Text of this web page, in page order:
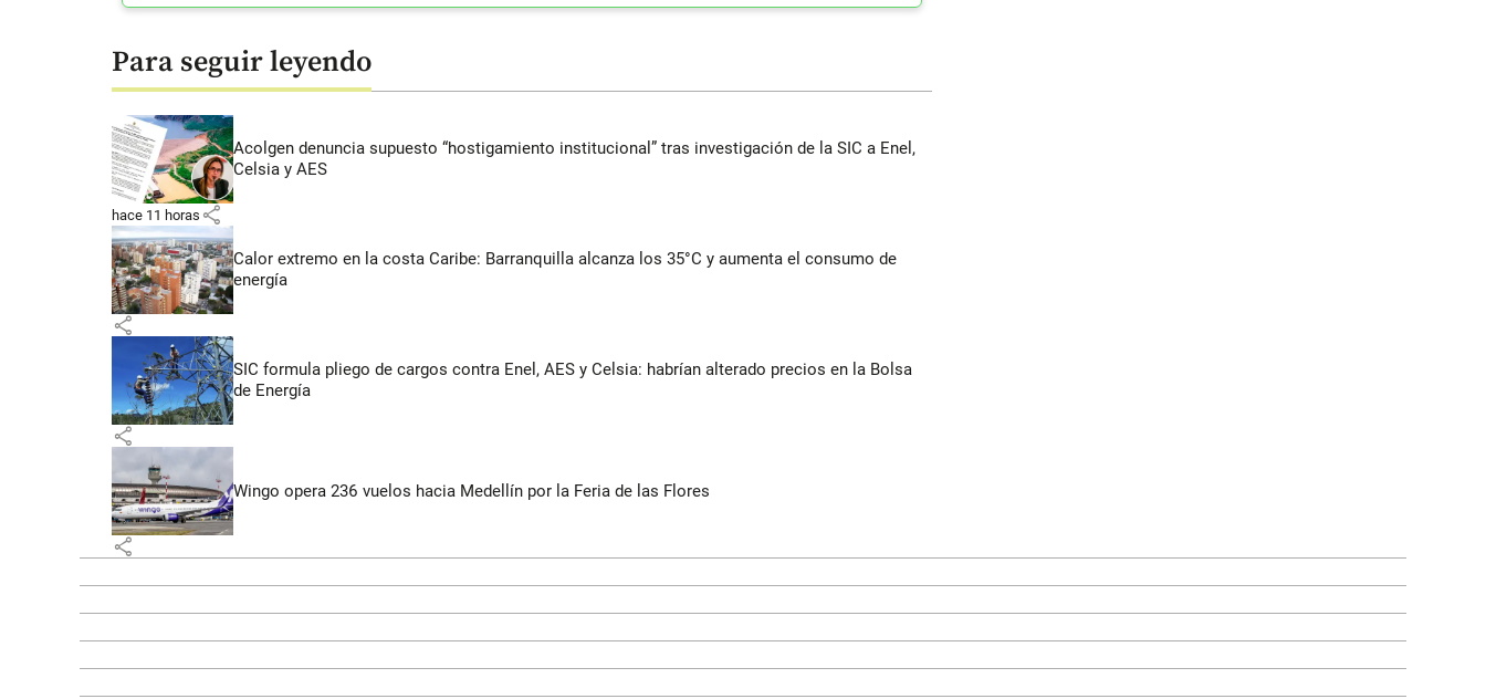
Para seguir leyendo
Acolgen denuncia supuesto “hostigamiento institucional” tras investigación de la SIC a Enel,
Celsia y AES
hace 11 horas share
Calor extremo en la costa Caribe: Barranquilla alcanza los 35°C y aumenta el consumo de
energía
share
SIC formula pliego de cargos contra Enel, AES y Celsia: habrían alterado precios en la Bolsa
de Energía
share
Wingo opera 236 vuelos hacia Medellín por la Feria de las Flores
share